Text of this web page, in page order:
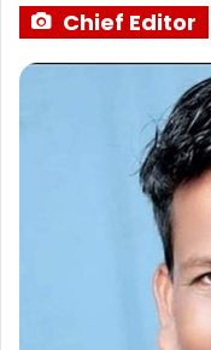
Chief Editor